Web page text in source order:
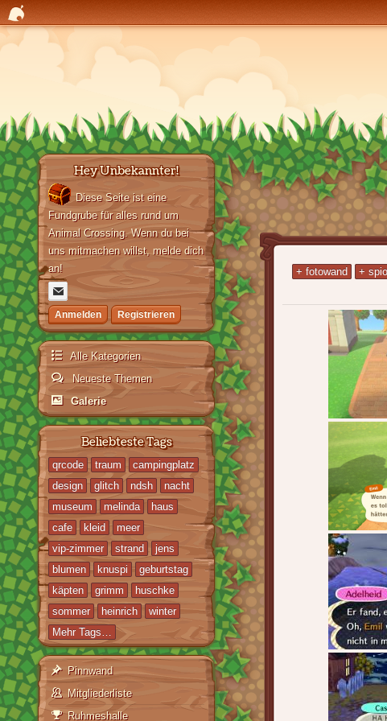
Hey Unbekannter!
Diese Seite ist eine
Fundgrube für alles rund um
Animal Crossing. Wenn du bei
uns mitmachen willst, melde dich
an!
Anmelden Registrieren
Alle Kategorien
Neueste Themen
Galerie
Beliebteste Tags
qrcode traum
campingplatz
design
glitch ndsh
nacht
museum
melinda
haus
cafe
kleid
meer
vip-zimmer
strand
jens
blumen
knuspi
geburtstag
käpten
grimm
huschke
sommer
heinrich
winter
Mehr Tags…
Pinnwand
Mitgliederliste
Ruhmeshalle
+ fotowand +